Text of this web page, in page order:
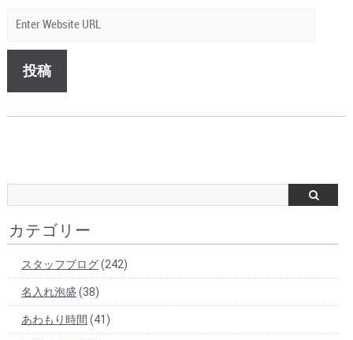
カテゴリー
スタッフブログ(242)
名入れ泡盛 (38)
あわもり時間 (41)